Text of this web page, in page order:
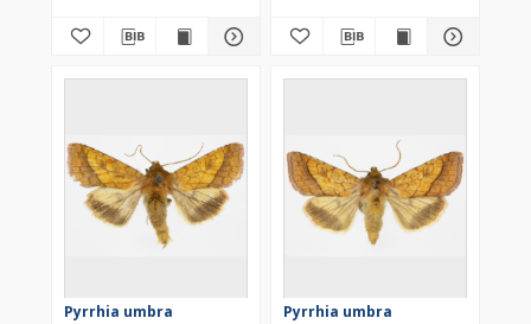
Pyrrhia umbra Pyrrhia umbra